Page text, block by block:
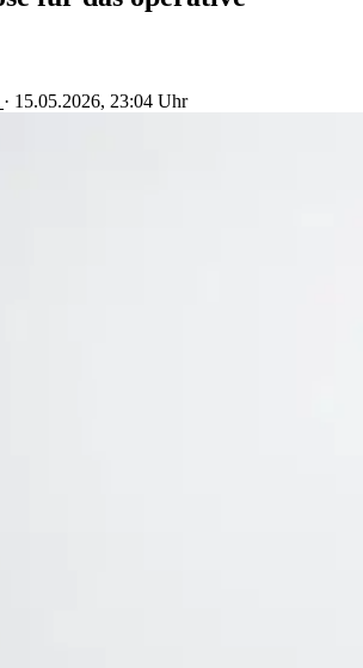
· 15.05.2026, 23:04 Uhr